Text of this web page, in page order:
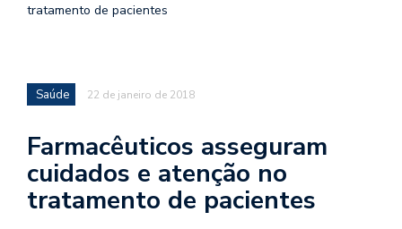
tratamento de pacientes
Saúde 22 de janeiro de 2018
Farmacêuticos asseguram
cuidados e atenção no
tratamento de pacientes